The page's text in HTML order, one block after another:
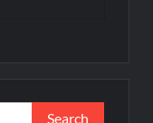
Search